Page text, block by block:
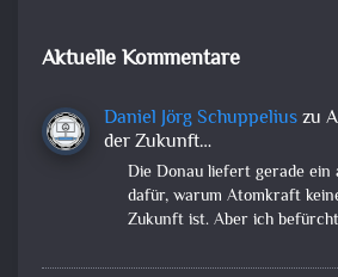
Aktuelle Kommentare
Daniel Jörg Schuppeliuszu
der Zukunft…
Die Donau liefert gerade ein
dafür, warum Atomkraft
Zukunft ist. Aber ich